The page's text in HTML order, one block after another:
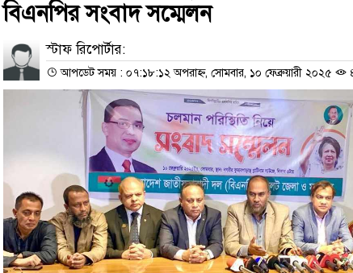
বিএনপির সংবাদ সম্মেলন
স্টাফ রিপোর্টার:
আপডেট সময় : ০৭:১৮:১২ অপরাহ্ন, সোমবার, ১০ ফেব্রুয়ারী ২০২৫